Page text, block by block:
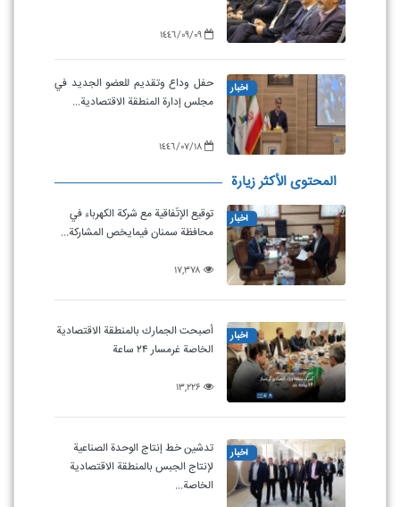
١٤٤٦/٠٩/٠٩
أخبار
حفل وداع وتقديم للعضو الجديد في
مجلس إدارة المنطقة الاقتصادية...
١٤٤٦/٠٧/١٨
المحتوى الأكثر زيارة
أخبار
توقيع الإتّفاقية مع شركة الكهرباء في
محافظة سمنان فيمايخص المشاركة...
أخبار
أصبحت الجمارك بالمنطقة الاقتصادية
الخاصة غرمسار ۲۴ ساعة
أخبار
تدشين خط إنتاج الوحدة الصناعية
لإنتاج الجبس بالمنطقة الاقتصادية
الخاصة...